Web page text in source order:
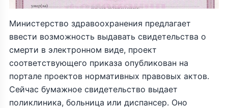
Министерство здравоохранения предлагает
ввести возможность выдавать свидетельства о
смерти в электронном виде, проект
соответствующего приказа опубликован на
портале проектов нормативных правовых актов.
Сейчас бумажное свидетельство выдает
поликлиника, больница или диспансер. Оно